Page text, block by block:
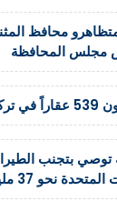
محافظ
مجلس المحافظة
أشهر
توصي بتجنب
نحو 37 مليار دولار